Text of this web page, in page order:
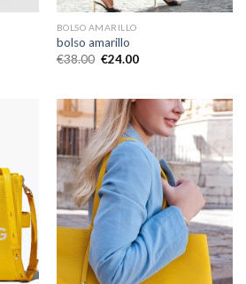
BOLSO AMARILLO
bolso amarillo
€38.00 €24.00